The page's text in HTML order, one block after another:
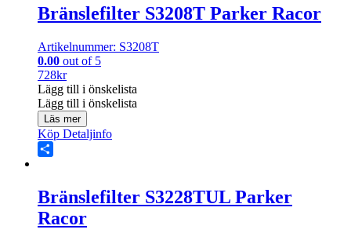
Bränslefilter S3208T Parker Racor
Artikelnummer: S3208T
0.00 out of 5
728kr
Lägg till i önskelista
Lägg till i önskelista
Läs mer
Köp Detaljinfo
Bränslefilter S3228TUL Parker
Racor